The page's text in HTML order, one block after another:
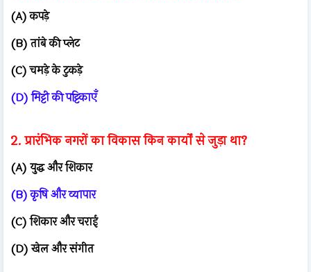
(A) कपड़े
(B) तांबे की प्लेट
(C) चमड़े के टुकड़े
(D) मिट्टी की पट्टिकाएँ
2. प्रारंभिक नगरों का विकास किन कार्यों से जुड़ा था?
(A) युद्ध और शिकार
(B) कृषि और व्यापार
(C) शिकार और चराई
(D) खेल और संगीत